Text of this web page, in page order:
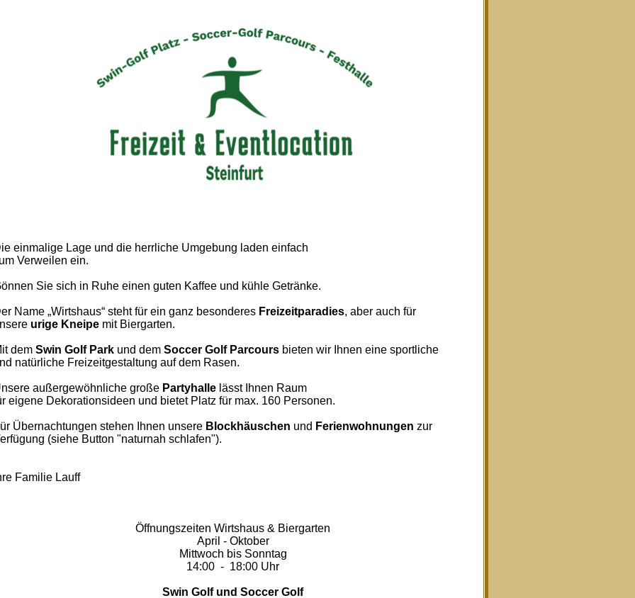
einmalige Lage und die herrliche Umgebung laden einfach
Verweilen ein.
Sie sich in Ruhe einen guten Kaffee und kühle Getränke.
Name „Wirtshaus“ steht für ein ganz besonderes Freizeitparadies, aber auch für
urige Kneipe mit Biergarten.
dem Swin Golf Park und dem Soccer Golf Parcours bieten wir Ihnen eine sportliche
natürliche Freizeitgestaltung auf dem Rasen.
außergewöhnliche große Partyhalle lässt Ihnen Raum
eigene Dekorationsideen und bietet Platz für max. 160 Personen.
Übernachtungen stehen Ihnen unsere Blockhäuschen und Ferienwohnungen zur
(siehe Button "naturnah schlafen").
Familie Lauff
Öffnungszeiten Wirtshaus & Biergarten
April - Oktober
Mittwoch bis Sonntag
14:00 - 18:00 Uhr
Swin Golf und Soccer Golf